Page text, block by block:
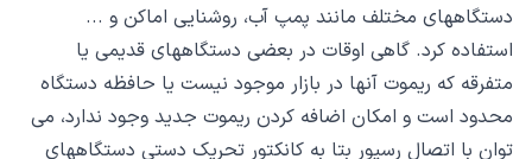
دستگاههای مختلف مانند پمپ آب، روشنایی اماکن و ...
استفاده کرد. گاهی اوقات در بعضی دستگاههای قدیمی یا
متفرقه که ریموت آنها در بازار موجود نیست یا حافظه دستگاه
محدود است و امکان اضافه کردن ریموت جدید وجود ندارد، می
توان با اتصال رسیور بتا به کانکتور تحریک دستی دستگاههای